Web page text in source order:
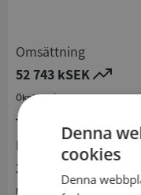
Omsättning
52 743 kSEK
Ökning från 2024 till 2025 med
Resultat
1 065 kSEK
Minskning från 2024 till 2025
Denna
cookies
Denna